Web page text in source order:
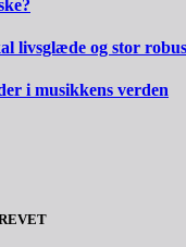
livsglæde og stor
i musikkens verden